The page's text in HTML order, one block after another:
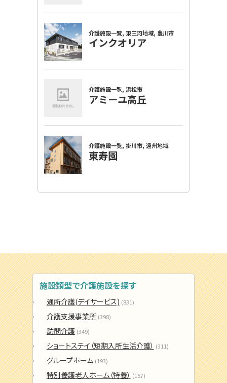
施設類型で介護施設を探す
通所介護(デイサービス) (831)
介護支援事業所 (398)
訪問介護 (349)
ショートステイ（短期入所生活介護） (311)
グループホーム (193)
特別養護老人ホーム（特養） (157)